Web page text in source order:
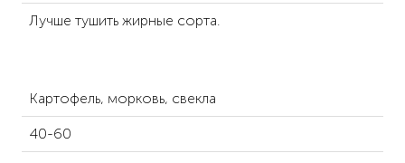
Лучше тушить жирные сорта.
Картофель, морковь, свекла
40-60